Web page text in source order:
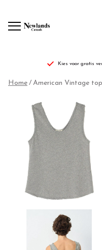
Kies voor gratis
American
Vintage
top
Sonoma
grijs
Newlands
Casuals
Home American Vintage